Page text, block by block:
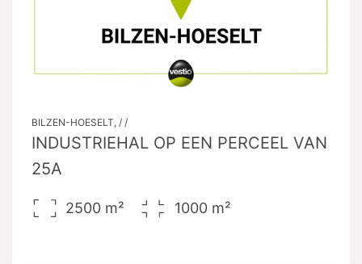
BILZEN-HOESELT, / /
INDUSTRIEHAL OP EEN PERCEEL VAN
25A
2500 m² 1000 m²